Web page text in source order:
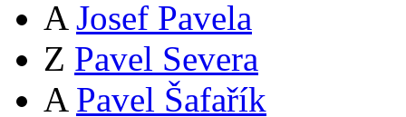
A Josef Pavela
Z Pavel Severa
A Pavel Šafařík